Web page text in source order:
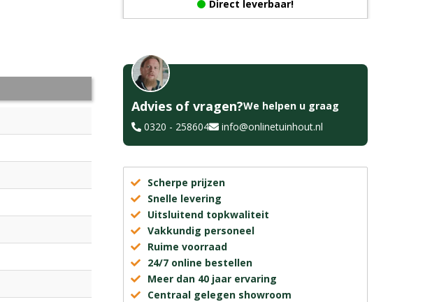
Direct leverbaar!
Advies of vragen?We helpen u graag
0320 - 258604
info@onlinetuinhout.nl
Scherpe prijzen
Snelle levering
Uitsluitend topkwaliteit
Vakkundig personeel
Ruime voorraad
24/7 online bestellen
Meer dan 40 jaar ervaring
Centraal gelegen showroom